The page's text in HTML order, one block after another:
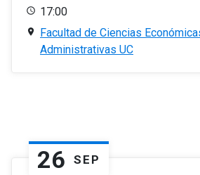
17:00
Facultad de Ciencias
Administrativas UC
26 SEP